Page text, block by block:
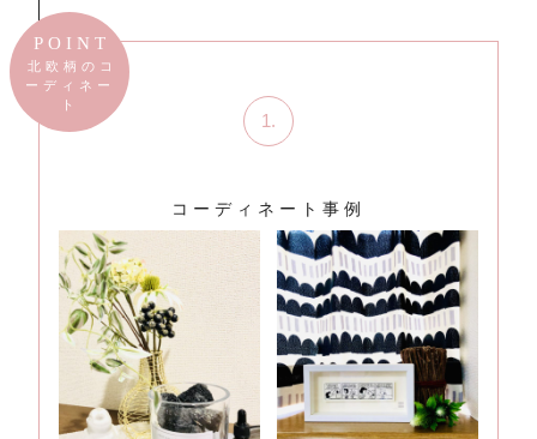
POINT
北欧柄のコ
ーディネー
ト
コーディネート事例